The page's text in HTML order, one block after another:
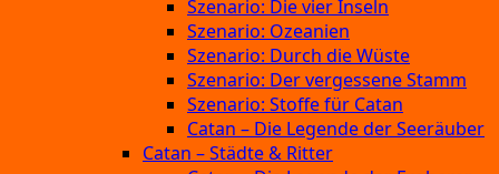
Szenario: Die vier Inseln
Szenario: Ozeanien
Szenario: Durch die Wüste
Szenario: Der vergessene Stamm
Szenario: Stoffe für Catan
Catan – Die Legende der Seeräuber
Catan – Städte & Ritter